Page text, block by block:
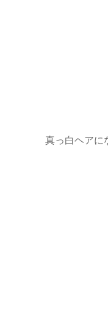
真っ白ヘアに